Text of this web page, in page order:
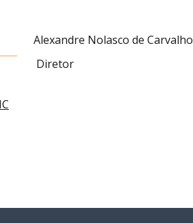
Alexandre Nolasco de Carvalho
Diretor